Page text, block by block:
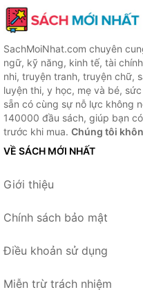
SachMoiNhat.com chuyên
ngữ, kỹ năng, kinh tế, tài
nhi, truyện tranh, truyện chữ,
luyện thi, y học, mẹ và bé,
sẵn có cùng sự nỗ lực không
140000 đầu sách, giúp bạn
trước khi mua. Chúng tôi
VỀ SÁCH MỚI NHẤT
Giới thiệu
Chính sách bảo mật
Điều khoản sử dụng
Miễn trừ trách nhiệm